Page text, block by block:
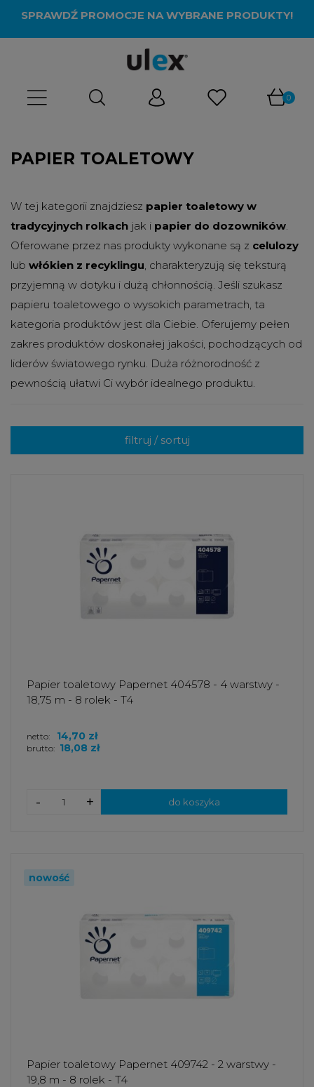
SPRAWDŹ PROMOCJE NA WYBRANE PRODUKTY!
PAPIER TOALETOWY
W tej kategorii znajdziesz papier toaletowy w
tradycyjnych rolkach jak i papier do dozowników.
Oferowane przez nas produkty wykonane są z celulozy
lub włókien z recyklingu, charakteryzują się teksturą
przyjemną w dotyku i dużą chłonnością. Jeśli szukasz
papieru toaletowego o wysokich parametrach, ta
kategoria produktów jest dla Ciebie. Oferujemy pełen
zakres produktów doskonałej jakości, pochodzących od
liderów światowego rynku. Duża różnorodność z
pewnością ułatwi Ci wybór idealnego produktu.
filtruj / sortuj
Papier toaletowy Papernet 404578 - 4 warstwy -
18,75 m - 8 rolek - T4
brutto: 18,08 zł
netto: 14,70 zł
+
- do koszyka
Papier toaletowy Papernet 409742 - 2 warstwy -
19,8 m - 8 rolek - T4
nowość